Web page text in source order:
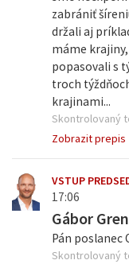
zabrániť
držali aj
máme
popasovali s
troch
krajinami...
Skontrolovaný
Zobrazit prepis
VSTUP
17:06
Gábor
Pán poslanec
Skontrolovaný